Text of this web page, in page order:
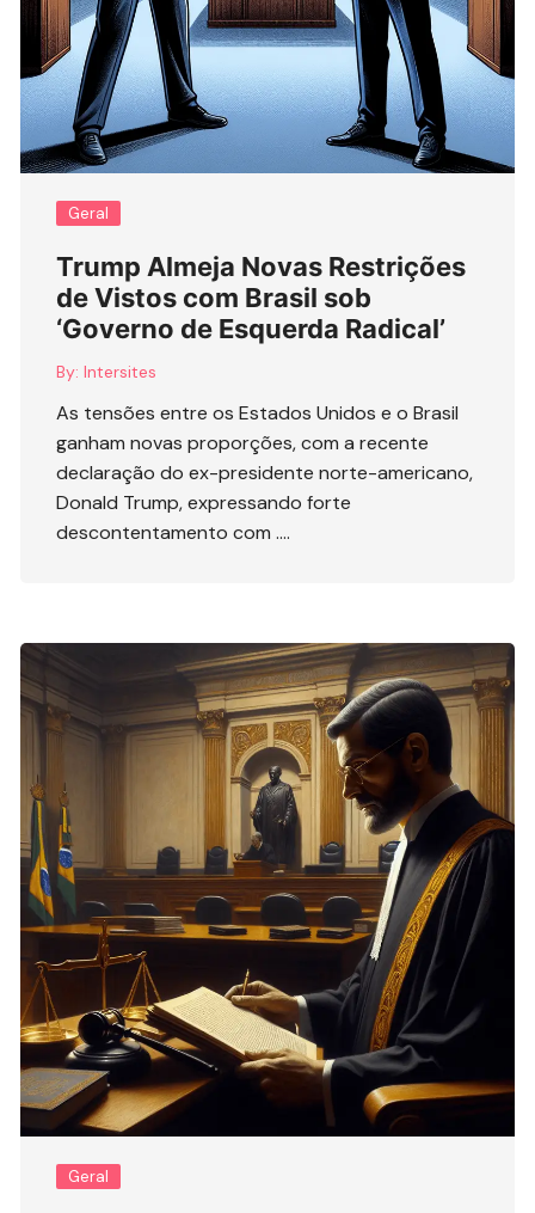
Geral
Trump Almeja Novas Restrições
de Vistos com Brasil sob
‘Governo de Esquerda Radical’
By: Intersites
As tensões entre os Estados Unidos e o Brasil
ganham novas proporções, com a recente
declaração do ex-presidente norte-americano,
Donald Trump, expressando forte
descontentamento com ….
Geral